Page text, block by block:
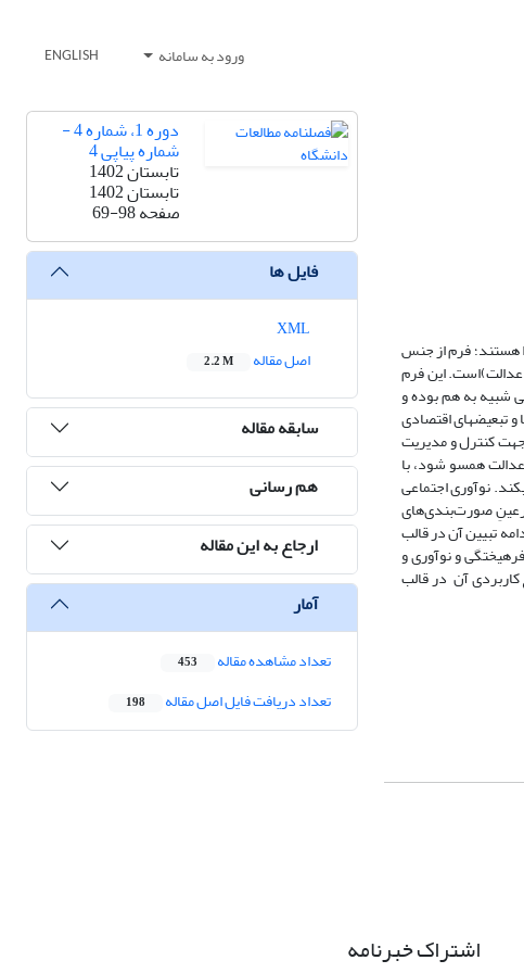
ورود به سامانه ENGLISH
هستند؛ فرم از جنس
این فرم
شبیه به هم بوده و
تبعیض­های اقتصادی
جهت کنترل و مدیریت
عدالت همسو شود، با
نوآوری اجتماعی
صورت‌بندی‌های
تبیین آن در قالب
و نوآوری و
آن در قالب
دوره 1، شماره 4 -
شماره پیاپی 4
تابستان 1402
تابستان 1402
صفحه69-98
فایل ها
اصل مقاله
2.2 M
سابقه مقاله
هم رسانی
ارجاع به این مقاله
آمار
تعداد مشاهده مقاله 453
تعداد دریافت فایل اصل مقاله 198
اشتراک خبرنامه